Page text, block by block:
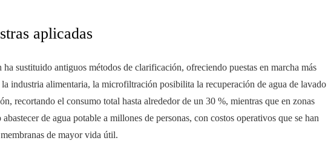
aplicadas
sustituido antiguos métodos de clarificación, ofreciendo puestas en marcha más
industria alimentaria, la microfiltración posibilita la recuperación de agua de lavado
recortando el consumo total hasta alrededor de un 30 %, mientras que en zonas
de agua potable a millones de personas, con costos operativos que se han
de mayor vida útil.